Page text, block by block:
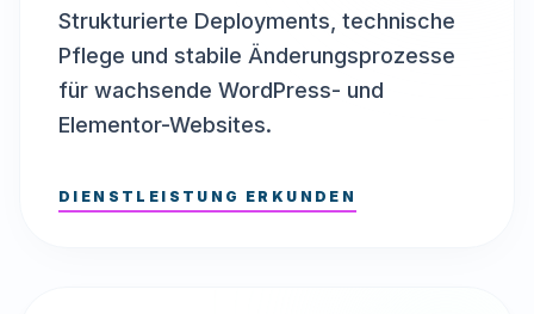
Strukturierte Deployments, technische
Pflege und stabile Änderungsprozesse
für wachsende WordPress- und
Elementor-Websites.
DIENSTLEISTUNG ERKUNDEN